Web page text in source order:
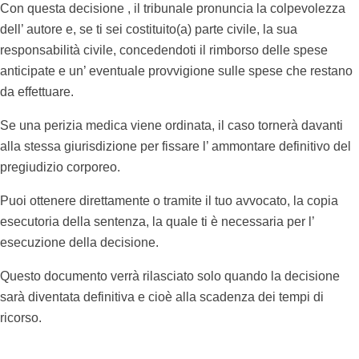
Con questa decisione , il tribunale pronuncia la colpevolezza
dell’ autore e, se ti sei costituito(a) parte civile, la sua
responsabilità civile, concedendoti il rimborso delle spese
anticipate e un’ eventuale provvigione sulle spese che restano
da effettuare.
Se una perizia medica viene ordinata, il caso tornerà davanti
alla stessa giurisdizione per fissare l’ ammontare definitivo del
pregiudizio corporeo.
Puoi ottenere direttamente o tramite il tuo avvocato, la copia
esecutoria della sentenza, la quale ti è necessaria per l’
esecuzione della decisione.
Questo documento verrà rilasciato solo quando la decisione
sarà diventata definitiva e cioè alla scadenza dei tempi di
ricorso.